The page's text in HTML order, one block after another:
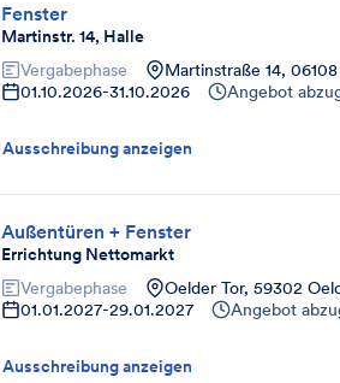
Fenster
Martinstr. 14, Halle
Vergabephase Martinstraße 14,
01.10.2026-31.10.2026 Angebot
Ausschreibung anzeigen
Außentüren + Fenster
Errichtung Nettomarkt
Vergabephase Oelder Tor, 59302
01.01.2027-29.01.2027 Angebot
Ausschreibung anzeigen